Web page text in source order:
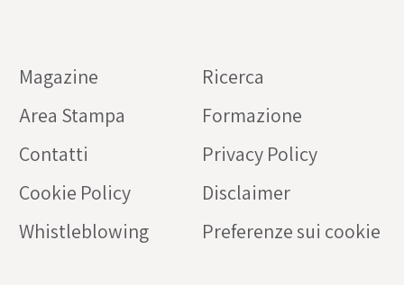
Magazine
Ricerca
Area Stampa
Formazione
Contatti
Privacy Policy
Cookie Policy
Disclaimer
Whistleblowing
Preferenze sui cookie